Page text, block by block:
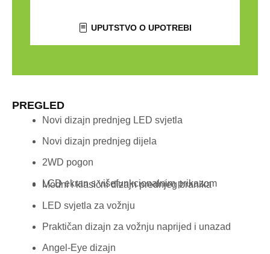
UPUTSTVO O UPOTREBI
PREGLED
Novi dizajn prednjeg LED svjetla
Novi dizajn prednjeg dijela
2WD pogon
LCD ekran s višefunkcionalnim prikazom
Modni i klasični dizajn prednjeg branika
LED svjetla za vožnju
Praktičan dizajn za vožnju naprijed i unazad
Angel-Eye dizajn